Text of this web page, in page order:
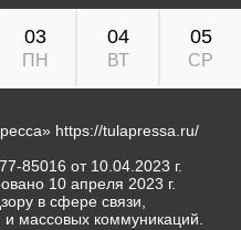
03
ПН
04
ВТ
05
СР
https://tulapressa.ru/
85016 от 10.04.2023 г.
10 апреля 2023 г.
в сфере связи,
массовых коммуникаций.